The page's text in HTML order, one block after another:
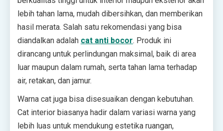
lebih tahan lama, mudah dibersihkan, dan memberikan
hasil merata. Salah satu rekomendasi yang bisa
diandalkan adalah cat anti bocor. Produk ini
dirancang untuk perlindungan maksimal, baik di area
luar maupun dalam rumah, serta tahan lama terhadap
air, retakan, dan jamur.
Warna cat juga bisa disesuaikan dengan kebutuhan.
Cat interior biasanya hadir dalam variasi warna yang
lebih luas untuk mendukung estetika ruangan,